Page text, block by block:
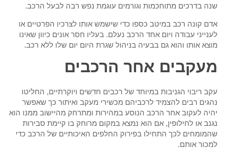
שנה בדרכים מתוחכמות וגורמים עוגמת נפש רבה לבעל הרכב.
אדם קונה רכב במיטב כספו כדי שישמש אותו לצרכיו הפרטיים או
לענייני עבודה ויום אחד הרכב נעלם. בעליו חסר אונים כיוון שאינו
מוצא אותו והוא גם בבעיה בניהול שגרת היום יום שלו ללא רכב.
מעקבים אחר הרכבים
עקב ריבוי הגניבות במיוחד של רכבים חדשים ויוקרתיים, החליטו
נהגים רבים להצמיד לרכביהם מכשירי מעקב ואיתור כך שאפשר
יהיה לעקוב אחר הרכב הנוסע במהירות ומתרחק מהיישוב ממנו הוא
נגנב או לחילופין, אם הוא נמצא במקום מרוחק בו קיימת סבירות
שהמומחים לכך התחילו בפירוק החלפים האיכותיים של הרכב כדי
למכור אותם.